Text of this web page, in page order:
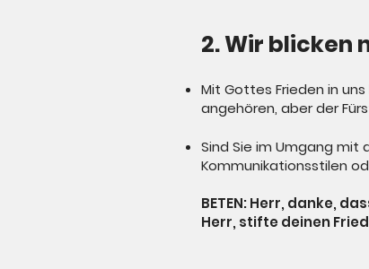
2. Wir blicken
Mit Gottes Frieden in
angehören, aber der
Sind Sie im Umgang mit
Kommunikationsstilen
BETEN: Herr, danke,
Herr, stifte deinen